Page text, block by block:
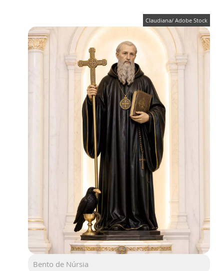
Claudiana/ Adobe Stock
Bento de Núrsia